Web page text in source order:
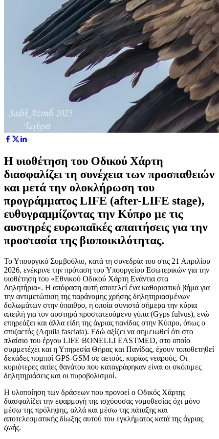
Η υιοθέτηση του Οδικού Χάρτη
διασφαλίζει τη συνέχεια των προσπαθειών
και μετά την ολοκλήρωση του
προγράμματος LIFE (after-LIFE stage),
ευθυγραμμίζοντας την Κύπρο με τις
αυστηρές ευρωπαϊκές απαιτήσεις για την
προστασία της βιοποικιλότητας.
Το Υπουργικό Συμβούλιο, κατά τη συνεδρία του στις 21 Απριλίου
2026, ενέκρινε την πρόταση του Υπουργείου Εσωτερικών για την
υιοθέτηση του «Εθνικού Οδικού Χάρτη Ενάντια στα
Δηλητήρια». Η απόφαση αυτή αποτελεί ένα καθοριστικό βήμα για
την αντιμετώπιση της παράνομης χρήσης δηλητηριασμένων
δολωμάτων στην ύπαιθρο, η οποία συνιστά σήμερα την κύρια
απειλή για τον αυστηρά προστατευόμενο γύπα (Gyps fulvus), ενώ
επηρεάζει και άλλα είδη της άγριας πανίδας στην Κύπρο, όπως ο
σπιζαετός (Aquila fasciata). Εδώ αξίζει να σημειωθεί ότι στο
πλαίσιο του έργου LIFE BONELLI EASTMED, στο οποίο
συμμετέχει και η Υπηρεσία Θήρας και Πανίδας, έχουν τοποθετηθεί
δεκάδες πομποί GPS-GSM σε αετούς, κυρίως νεαρούς. Οι
κυριότερες αιτίες θανάτου που καταγράφηκαν είναι οι σκόπιμες
δηλητηριάσεις και οι πυροβολισμοί.
H υλοποίηση των δράσεων που προνοεί ο Οδικός Χάρτης
διασφαλίζει την εφαρμογή της ισχύουσας νομοθεσίας όχι μόνο
μέσω της πρόληψης, αλλά και μέσω της πάταξης και
αποτελεσματικής δίωξης αυτού του εγκλήματος κατά της άγριας
ζωής.